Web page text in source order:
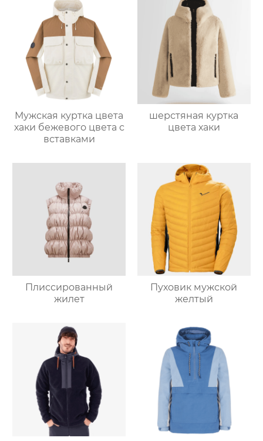
Мужская куртка цвета
хаки бежевого цвета с
вставками
шерстяная куртка
цвета хаки
Плиссированный
жилет
Пуховик мужской
желтый